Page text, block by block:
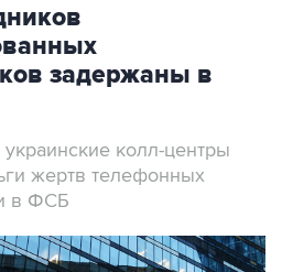
задержаны в
колл-центры
жертв телефонных
в ФСБ